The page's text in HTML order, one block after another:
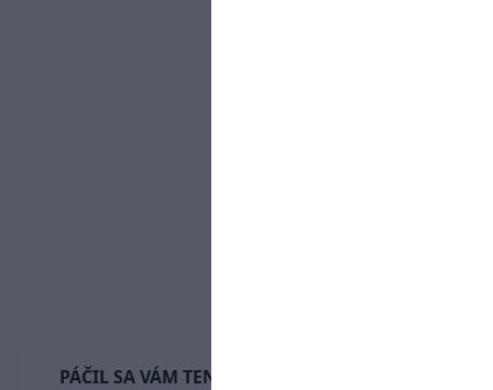
PÁČIL SA VÁM TENTO ČLÁNOK?